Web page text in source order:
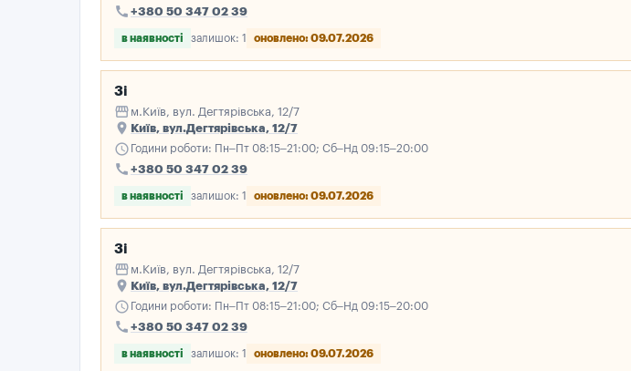
call +380 50 347 02 39
в наявності залишок: 1 оновлено: 09.07.2026
3і
storefront м.Київ, вул. Дегтярівська, 12/7
place Київ, вул.Дегтярівська, 12/7
schedule Години роботи: Пн–Пт 08:15–21:00; Сб–Нд 09:15–20:00
call +380 50 347 02 39
в наявності залишок: 1 оновлено: 09.07.2026
3і
storefront м.Київ, вул. Дегтярівська, 12/7
place Київ, вул.Дегтярівська, 12/7
schedule Години роботи: Пн–Пт 08:15–21:00; Сб–Нд 09:15–20:00
call +380 50 347 02 39
в наявності залишок: 1 оновлено: 09.07.2026